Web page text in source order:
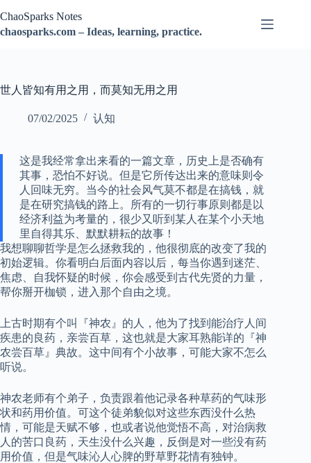
过
内
ChaoSparks Notes
chaosparks.com – Ideas, learning, practice.
世人皆知有用之用，而莫知无用之用
07/02/2025 认知
这是我经常拿出来看的一篇文章，历史上是否确有
其事，恐怕不好说。但是它所传达出来的意味则令
人回味无穷。当今的社会风气莫不都是在搞钱，就
是在研究搞钱的路上。所有的一切行事原则都是以
经济利益为考量的，很少又听到某人在某个小天地
里自得其乐、默默耕耘的故事！
我想聊聊哲学是怎么拯救我的，他很彻底的改变了我的
初始逻辑。你看明白后面内容以后，每当你遇到迷茫、
焦虑、自我怀疑的时候，你会感受到古代先贤的力量，
帮你掰开枷锁，进入那个自由之境。
上古时期有个叫『神农』的人，他为了找到能治疗人间
疾患的良药，亲尝百草，这也就是大家耳熟能详的『神
农尝百草』典故。这中间有个小故事，可能大家不怎么
听说。
神农老师有个弟子，负责跟着他记录各种草药的气味形
状和药用价值。可这个徒弟貌似对这些东西没什么热
情，可能是天赋不够，也或者说他觉悟不高，对治病救
人的苦口良药，天生没什么兴趣，反倒是对一些没有药
用价值，但是气味沁人心脾的野草野花情有独钟。